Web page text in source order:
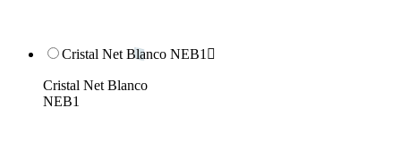
Cristal Net Blanco NEB1 
Cristal Net Blanco
NEB1